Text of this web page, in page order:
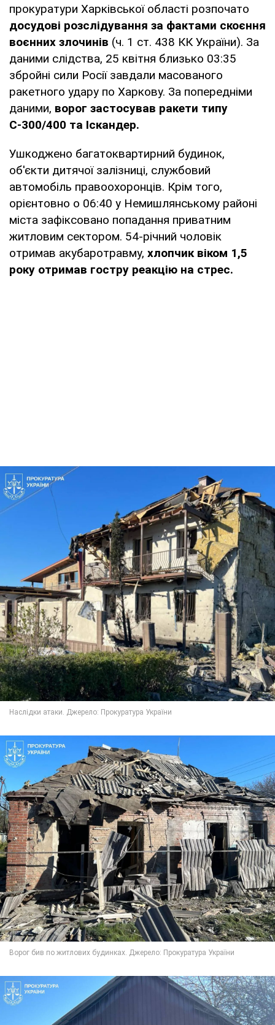
прокуратури Харківської області розпочато
досудові розслідування за фактами скоєння
воєнних злочинів (ч. 1 ст. 438 КК України). За
даними слідства, 25 квітня близько 03:35
збройні сили Росії завдали масованого
ракетного удару по Харкову. За попередніми
даними, ворог застосував ракети типу
С-300/400 та Іскандер.
Ушкоджено багатоквартирний будинок,
об'єкти дитячої залізниці, службовий
автомобіль правоохоронців. Крім того,
орієнтовно о 06:40 у Немишлянському районі
міста зафіксовано попадання приватним
житловим сектором. 54-річний чоловік
отримав акубаротравму, хлопчик віком 1,5
року отримав гостру реакцію на стрес.